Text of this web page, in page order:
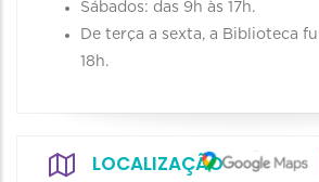
Sábados: das 9h às 17h.
De terça a sexta, a Biblioteca
18h.
LOCALIZAÇÃO